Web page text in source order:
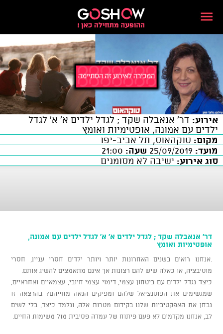
אירוע: דר' אנאבלה שקד ; לגדל ילדים א' א' לגדל
ילדים עם אמונה, אופטימיות ואומץ
מקום: טוקהאוס, תל אביב-יפו
מועד:
שעה:
סוג אירוע: ישיבה לא מסומנים
דר' אנאבלה שקד ; לגדל ילדים א' א' לגדל ילדים עם אמונה,
אופטימיות ואומץ
.אנחנו רואים בשנים האחרונות יותר ויותר ילדים חסרי עניין, חסרי
מוטיבציה, או כאלה שיש להם רצונות אך אינם מתאמצים להשיג אותם.
כיצד נגדל ילדים עם ביטחון עצמי, דימוי עצמי חיובי, עצמאיים ואחראיים,
שמגשימים את הפוטנציאל שלהם ומפיקים הנאה מחייהם? בהרצאה זו
נבחן את האפקטיביות שלנו בקידום מטרות אלה, ונלמד כיצד, בלי לשים
לב, אנחנו מקדמים לא פעם פיתוח של עמדה פסיבית מול משימות החיים.